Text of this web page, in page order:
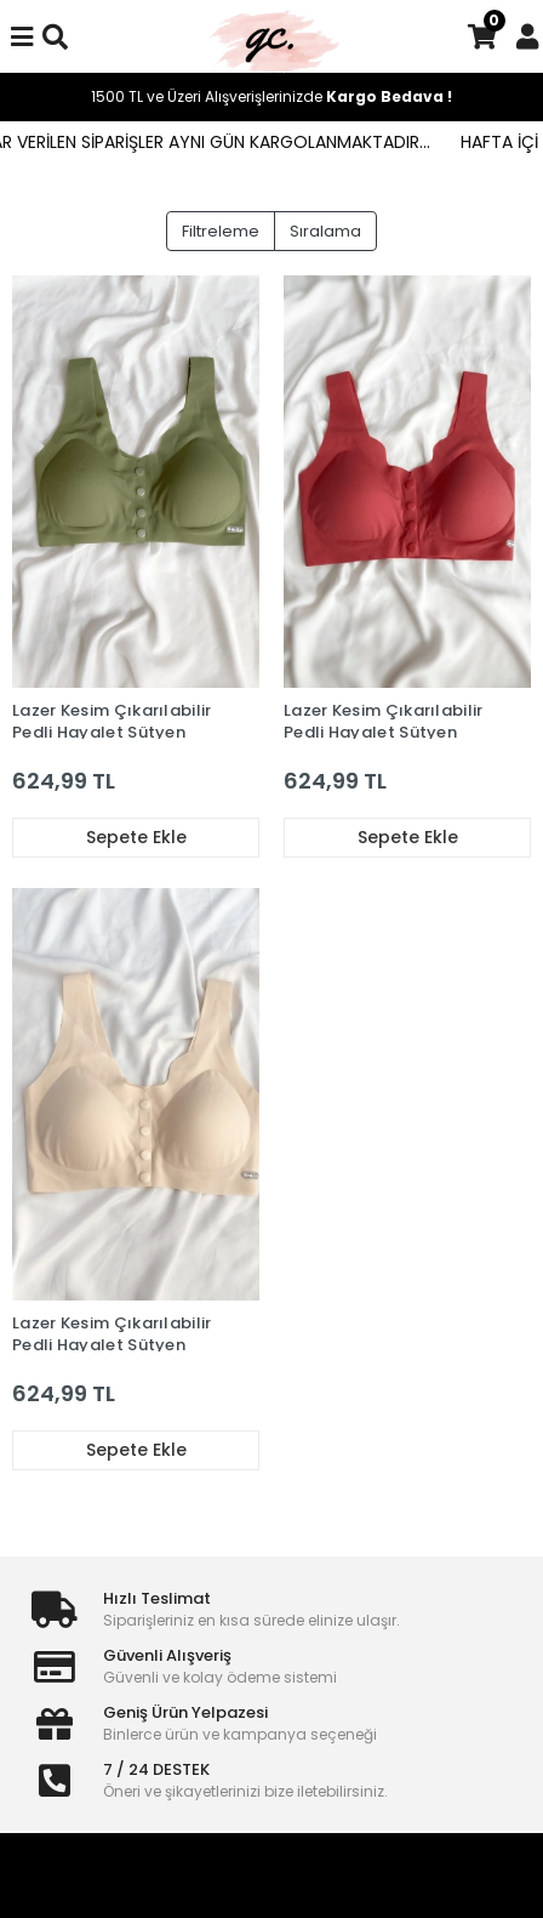
SİPARİŞLER AYNI GÜN KARGOLANMAKTADIR... HAFTA İÇİ
0
1500 TL ve Üzeri Alışverişlerinizde Kargo Bedava !
Filtreleme Sıralama
Lazer Kesim Çıkarılabilir
Pedli Hayalet Sütyen
624,99 TL
Sepete Ekle
Lazer Kesim Çıkarılabilir
Pedli Hayalet Sütyen
624,99 TL
Sepete Ekle
Lazer Kesim Çıkarılabilir
Pedli Hayalet Sütyen
624,99 TL
Sepete Ekle
Hızlı Teslimat
Siparişleriniz en kısa sürede elinize ulaşır.
Güvenli Alışveriş
Güvenli ve kolay ödeme sistemi
Geniş Ürün Yelpazesi
Binlerce ürün ve kampanya seçeneği
7 / 24 DESTEK
Öneri ve şikayetlerinizi bize iletebilirsiniz.